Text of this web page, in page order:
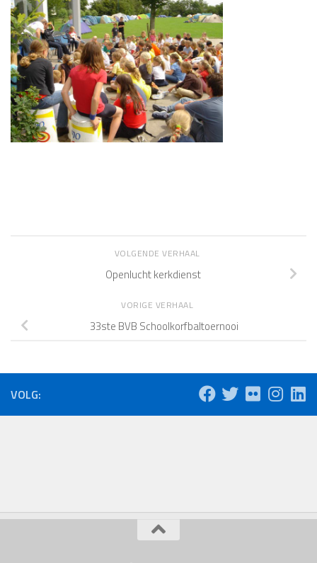
VOLGENDE VERHAAL
Openlucht kerkdienst
VORIGE VERHAAL
33ste BVB Schoolkorfbaltoernooi
VOLG: